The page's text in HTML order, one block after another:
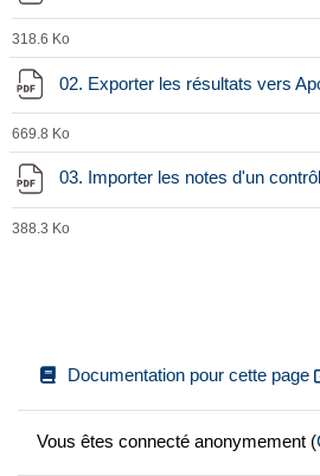
318.6 Ko
02. Exporter les résultats vers
669.8 Ko
03. Importer les notes d'un
388.3 Ko
Documentation pour cette page
Vous êtes connecté anonymement (